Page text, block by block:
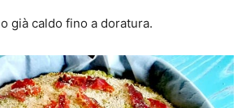
già caldo fino a doratura.